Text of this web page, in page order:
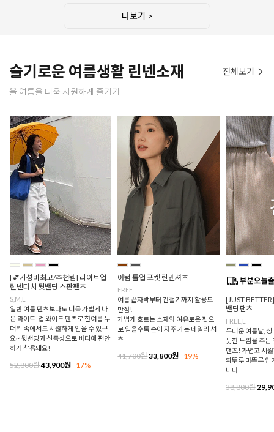
더보기 >
슬기로운 여름생활 린넨소재
올 여름을 더욱 시원하게 즐기기
전체보기
[💕가성비최고/추천템] 라이트업
린넨터치 뒷밴딩 스판팬츠
S,M,L
일반 여름 팬츠보다도 더욱 가볍게 나
온 라이트-업 와이드 팬츠로 한여름 무
더위 속에서도 시원하게 입을 수 있구
요~ 뒷밴딩과 신축성으로 바디에 편안
하게 착용돼요!
52,800원43,900원 17%
어텀 롤업 포켓 린넨셔츠
FREE
여름 끝자락부터 간절기까지 활용도
만점!
가볍게 흐르는 소재와 여유로운 핏으
로 입을수록 손이 자주 가는 데일리 셔
츠
41,700원33,800원 19%
[JUST
밴딩팬츠
FREE,L
무더운 여름날,
듯한 느낌을 주는
팬츠! 가볍고 시
휘뚜루 마뚜루 입
니다
38,800원